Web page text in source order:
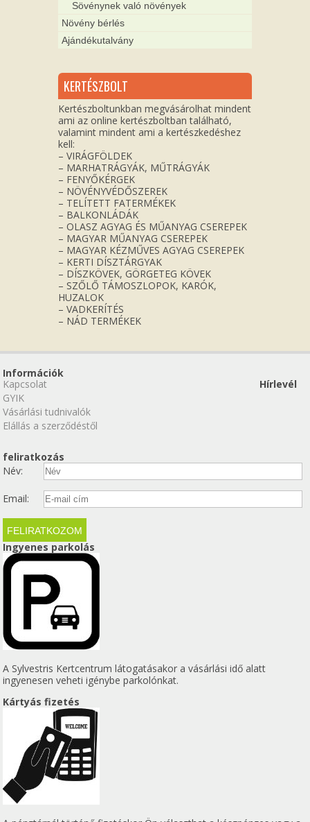
Sövénynek való növények
Növény bérlés
Ajándékutalvány
KERTÉSZBOLT
Kertészboltunkban megvásárolhat mindent
ami az online kertészboltban található,
valamint mindent ami a kertészkedéshez
kell:
– VIRÁGFÖLDEK
– MARHATRÁGYÁK, MŰTRÁGYÁK
– FENYŐKÉRGEK
– NÖVÉNYVÉDŐSZEREK
– TELÍTETT FATERMÉKEK
– BALKONLÁDÁK
– OLASZ AGYAG ÉS MŰANYAG CSEREPEK
– MAGYAR MŰANYAG CSEREPEK
– MAGYAR KÉZMŰVES AGYAG CSEREPEK
– KERTI DÍSZTÁRGYAK
– DÍSZKÖVEK, GÖRGETEG KÖVEK
– SZŐLŐ TÁMOSZLOPOK, KARÓK,
HUZALOK
– VADKERÍTÉS
– NÁD TERMÉKEK
Információk
Kapcsolat
GYIK
Vásárlási tudnivalók
Elállás a szerződéstől
Hírlevél
feliratkozás
Név:
Email:
Ingyenes parkolás
A Sylvestris Kertcentrum látogatásakor a vásárlási idő alatt
ingyenesen veheti igénybe parkolónkat.
Kártyás fizetés